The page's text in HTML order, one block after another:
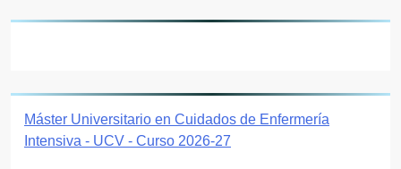
Máster Universitario en Cuidados de Enfermería
Intensiva - UCV - Curso 2026-27